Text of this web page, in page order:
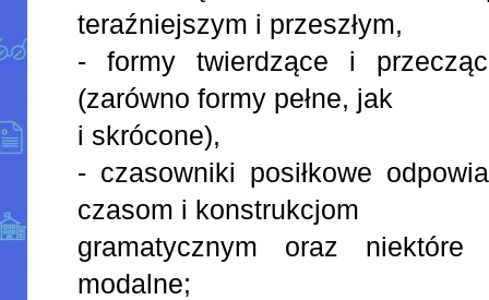
teraźniejszym i przeszłym,
- formy twierdzące i
(zarówno formy pełne, jak
i skrócone),
- czasowniki posiłkowe
czasom i konstrukcjom
gramatycznym oraz niektóre
modalne;